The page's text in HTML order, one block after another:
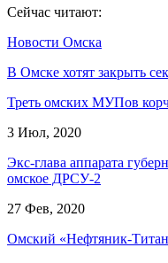
Сейчас читают:
Новости Омска
В Омске хотят закрыть
Треть омских МУПов
3 Июл, 2020
Экс-глава аппарата
омское ДРСУ-2
27 Фев, 2020
Омский «Нефтяник-